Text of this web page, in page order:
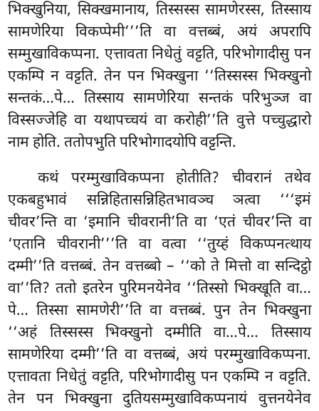
भिक्खुनिया, सिक्खमानाय, तिस्सस्स सामणेरस्स, तिस्साय
सामणेरिया विकप्पेमी’’’ति वा वत्तब्बं, अयं अपरापि
सम्मुखाविकप्पना. एत्तावता निधेतुं वट्टति, परिभोगादीसु पन
एकम्पि न वट्टति. तेन पन भिक्खुना ‘‘तिस्सस्स भिक्खुनो
सन्तकं…पे… तिस्साय सामणेरिया सन्तकं परिभुञ्ज वा
विस्सज्जेहि वा यथापच्चयं वा करोही’’ति वुत्ते पच्चुद्धारो
नाम होति. ततोपभुति परिभोगादयोपि वट्टन्ति.
कथं परम्मुखाविकप्पना होतीति? चीवरानं तथेव
एकबहुभावं सन्निहितासन्निहितभावञ्च ञत्वा ‘‘‘इमं
चीवर’न्ति वा ‘इमानि चीवरानी’ति वा ‘एतं चीवर’न्ति वा
‘एतानि चीवरानी’’’ति वा वत्वा ‘‘तुय्हं विकप्पनत्थाय
दम्मी’’ति वत्तब्बं. तेन वत्तब्बो – ‘‘को ते मित्तो वा सन्दिट्ठो
वा’’ति? ततो इतरेन पुरिमनयेनेव ‘‘तिस्सो भिक्खूति वा…
पे… तिस्सा सामणेरी’’ति वा वत्तब्बं. पुन तेन भिक्खुना
‘‘अहं तिस्सस्स भिक्खुनो दम्मीति वा…पे… तिस्साय
सामणेरिया दम्मी’’ति वा वत्तब्बं, अयं परम्मुखाविकप्पना.
एत्तावता निधेतुं वट्टति, परिभोगादीसु पन एकम्पि न वट्टति.
तेन पन भिक्खुना दुतियसम्मुखाविकप्पनायं वुत्तनयेनेव